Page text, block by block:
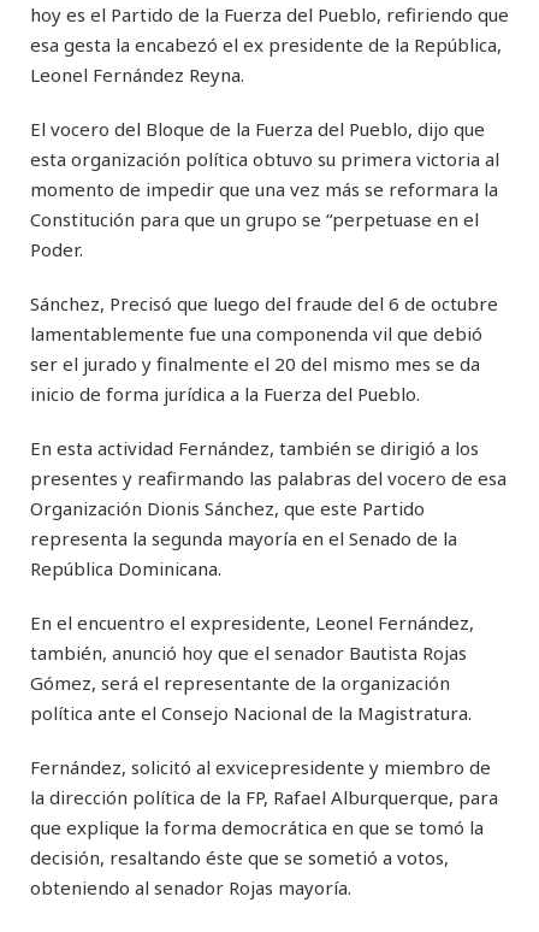
hoy es el Partido de la Fuerza del Pueblo, refiriendo que
esa gesta la encabezó el ex presidente de la República,
Leonel Fernández Reyna.
El vocero del Bloque de la Fuerza del Pueblo, dijo que
esta organización política obtuvo su primera victoria al
momento de impedir que una vez más se reformara la
Constitución para que un grupo se “perpetuase en el
Poder.
Sánchez, Precisó que luego del fraude del 6 de octubre
lamentablemente fue una componenda vil que debió
ser el jurado y finalmente el 20 del mismo mes se da
inicio de forma jurídica a la Fuerza del Pueblo.
En esta actividad Fernández, también se dirigió a los
presentes y reafirmando las palabras del vocero de esa
Organización Dionis Sánchez, que este Partido
representa la segunda mayoría en el Senado de la
República Dominicana.
En el encuentro el expresidente, Leonel Fernández,
también, anunció hoy que el senador Bautista Rojas
Gómez, será el representante de la organización
política ante el Consejo Nacional de la Magistratura.
Fernández, solicitó al exvicepresidente y miembro de
la dirección política de la FP, Rafael Alburquerque, para
que explique la forma democrática en que se tomó la
decisión, resaltando éste que se sometió a votos,
obteniendo al senador Rojas mayoría.